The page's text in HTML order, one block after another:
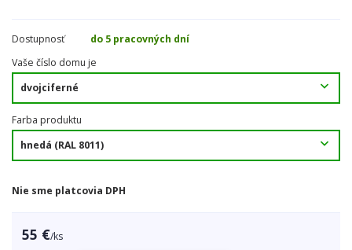
Dostupnosť
do 5 pracovných dní
Vaše číslo domu je
Farba produktu
Nie sme platcovia DPH
55 €/ks